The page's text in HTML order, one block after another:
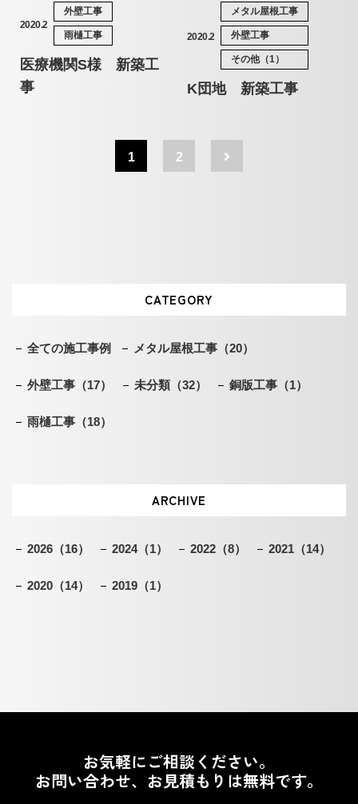
2020.2
外壁工事
雨樋工事
医療機関S様 新築工
事
2020.2
メタル屋根工事
外壁工事
その他（1）
K団地 新築工事
1 2
CATEGORY
全ての施工事例 メタル屋根工事 （20）
外壁工事 （17） 未分類 （32） 銅版工事 （1）
雨樋工事 （18）
ARCHIVE
2026 （16） 2024（1） 2022 （8） 2021 （14）
2020 （14） 2019 （1）
お気軽にご相談ください。
お問い合わせ、お見積もりは無料です。